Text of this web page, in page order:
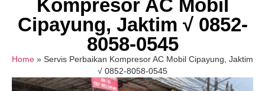
Kompresor AC Mobil
Cipayung, Jaktim √ 0852-
8058-0545
Home » Servis Perbaikan Kompresor AC Mobil Cipayung, Jaktim
√ 0852-8058-0545